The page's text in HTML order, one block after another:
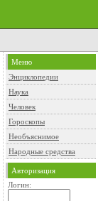
Меню
Энциклопедии
Наука
Человек
Гороскопы
Необъяснимое
Народные средства
Авторизация
Логин: